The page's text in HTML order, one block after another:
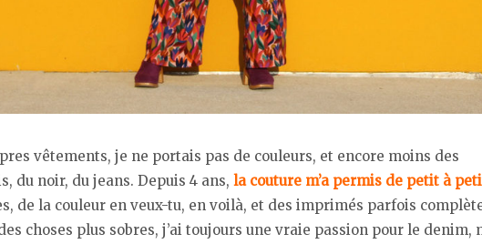
vêtements, je ne portais pas de couleurs, et encore moins des
du noir, du jeans. Depuis 4 ans, la couture m’a permis de petit à
de la couleur en veux-tu, en voilà, et des imprimés parfois
choses plus sobres, j’ai toujours une vraie passion pour le denim,